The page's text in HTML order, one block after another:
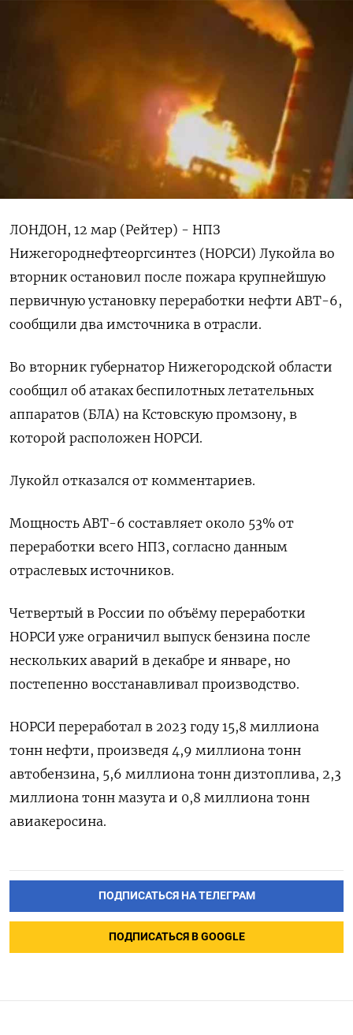
ЛОНДОН, 12 мар (Рейтер) - НПЗ
Нижегороднефтеоргсинтез (НОРСИ) Лукойла во
вторник остановил после пожара крупнейшую
первичную установку переработки нефти АВТ-6,
сообщили два имсточника в отрасли.
Во вторник губернатор Нижегородской области
сообщил об атаках беспилотных летательных
аппаратов (БЛА) на Кстовскую промзону, в
которой расположен НОРСИ.
Лукойл отказался от комментариев.
Мощность АВТ-6 составляет около 53% от
переработки всего НПЗ, согласно данным
отраслевых источников.
Четвертый в России по объёму переработки
НОРСИ уже ограничил выпуск бензина после
нескольких аварий в декабре и январе, но
постепенно восстанавливал производство.
НОРСИ переработал в 2023 году 15,8 миллиона
тонн нефти, произведя 4,9 миллиона тонн
автобензина, 5,6 миллиона тонн дизтоплива, 2,3
миллиона тонн мазута и 0,8 миллиона тонн
авиакеросина.
ПОДПИСАТЬСЯ НА ТЕЛЕГРАМ
ПОДПИСАТЬСЯ В GOOGLE